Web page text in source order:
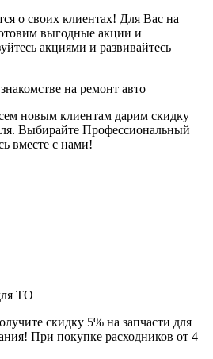
о своих клиентах! Для Вас на
выгодные акции и
акциями и развивайтесь
на ремонт авто
новым клиентам дарим скидку
Выбирайте Профессиональный
вместе с нами!
ТО
скидку 5% на запчасти для
При покупке расходников от 4